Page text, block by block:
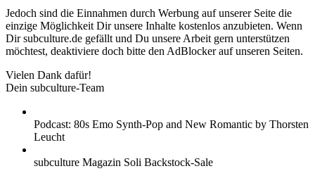
Jedoch sind die Einnahmen durch Werbung auf unserer Seite die
einzige Möglichkeit Dir unsere Inhalte kostenlos anzubieten. Wenn
Dir subculture.de gefällt und Du unsere Arbeit gern unterstützen
möchtest, deaktiviere doch bitte den AdBlocker auf unseren Seiten.
Vielen Dank dafür!
Dein subculture-Team
Podcast: 80s Emo Synth-Pop and New Romantic by Thorsten
Leucht
subculture Magazin Soli Backstock-Sale